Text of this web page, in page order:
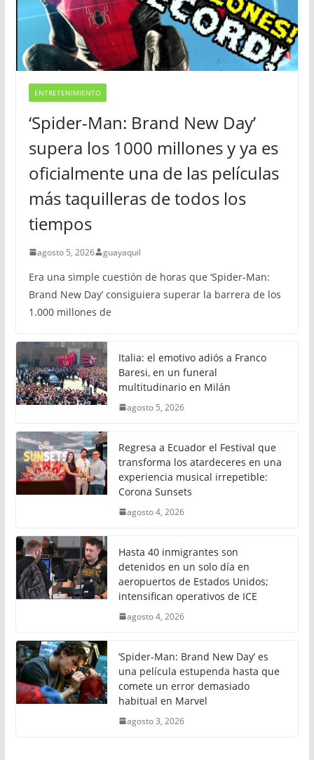
ENTRETENIMIENTO
‘Spider-Man: Brand New Day’
supera los 1000 millones y ya es
oficialmente una de las películas
más taquilleras de todos los
tiempos
agosto 5, 2026 guayaquil
Era una simple cuestión de horas que ‘Spider-Man:
Brand New Day’ consiguiera superar la barrera de los
1.000 millones de
Italia: el emotivo adiós a Franco
Baresi, en un funeral
multitudinario en Milán
agosto 5, 2026
Regresa a Ecuador el Festival que
transforma los atardeceres en una
experiencia musical irrepetible:
Corona Sunsets
agosto 4, 2026
Hasta 40 inmigrantes son
detenidos en un solo día en
aeropuertos de Estados Unidos;
intensifican operativos de ICE
agosto 4, 2026
‘Spider-Man: Brand New Day’ es
una película estupenda hasta que
comete un error demasiado
habitual en Marvel
agosto 3, 2026